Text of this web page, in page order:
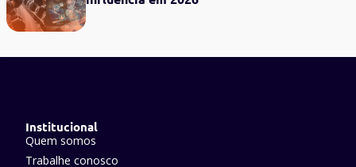
Institucional
Quem somos
Trabalhe conosco